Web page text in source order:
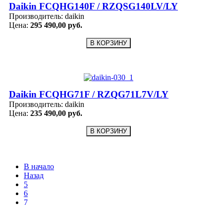
Daikin FCQHG140F / RZQSG140LV/LY
Производитель: daikin
Цена: 295 490,00 руб.
Daikin FCQHG71F / RZQG71L7V/LY
Производитель: daikin
Цена: 235 490,00 руб.
В начало
Назад
5
6
7